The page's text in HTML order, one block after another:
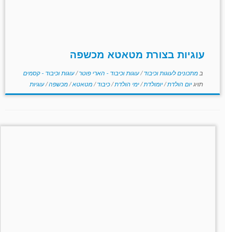
עוגיות בצורת מטאטא מכשפה
ב מתכונים לעוגות וכיבוד/עוגות וכיבוד - הארי פוטר/עוגות וכיבוד - קסמים
תויגיום הולדת/יומולדת/ימי הולדת/כיבוד/מטאטא/מכשפה/עוגיות